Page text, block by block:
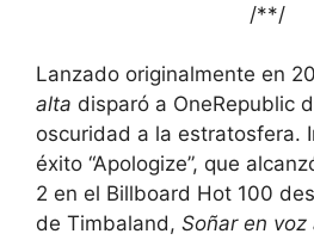
/**/
Lanzado originalmente en
alta disparó a OneRepublic
oscuridad a la estratosfera.
éxito “Apologize”, que
2 en el Billboard Hot 100
de Timbaland, Soñar en voz